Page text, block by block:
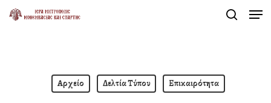
Skip
Αρχείο Δελτία Τύπου Επικαιρότητα